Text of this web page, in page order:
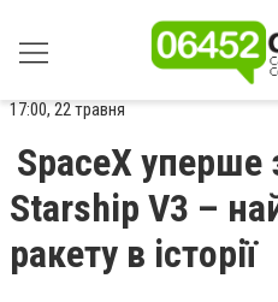
17:00, 22 травня
SpaceX уперше
Starship V3 –
ракету в історії